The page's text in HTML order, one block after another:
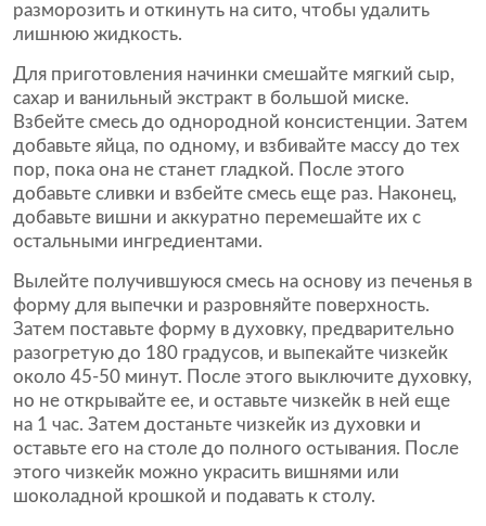
разморозить и откинуть на сито, чтобы удалить
лишнюю жидкость.
Для приготовления начинки смешайте мягкий сыр,
сахар и ванильный экстракт в большой миске.
Взбейте смесь до однородной консистенции. Затем
добавьте яйца, по одному, и взбивайте массу до тех
пор, пока она не станет гладкой. После этого
добавьте сливки и взбейте смесь еще раз. Наконец,
добавьте вишни и аккуратно перемешайте их с
остальными ингредиентами.
Вылейте получившуюся смесь на основу из печенья в
форму для выпечки и разровняйте поверхность.
Затем поставьте форму в духовку, предварительно
разогретую до 180 градусов, и выпекайте чизкейк
около 45-50 минут. После этого выключите духовку,
но не открывайте ее, и оставьте чизкейк в ней еще
на 1 час. Затем достаньте чизкейк из духовки и
оставьте его на столе до полного остывания. После
этого чизкейк можно украсить вишнями или
шоколадной крошкой и подавать к столу.